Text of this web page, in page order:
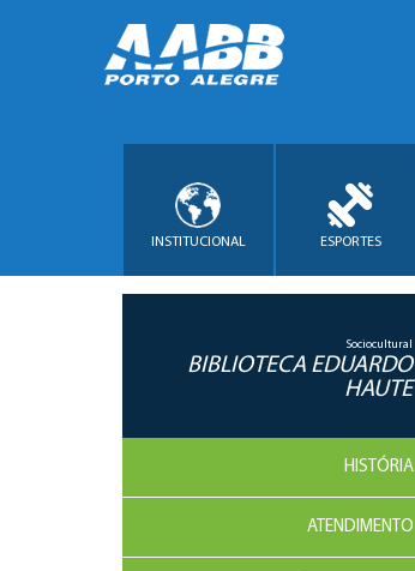
INSTITUCIONAL ESPORTES
Sociocultural
BIBLIOTECA EDUARDO
HAUTE
HISTÓRIA
ATENDIMENTO